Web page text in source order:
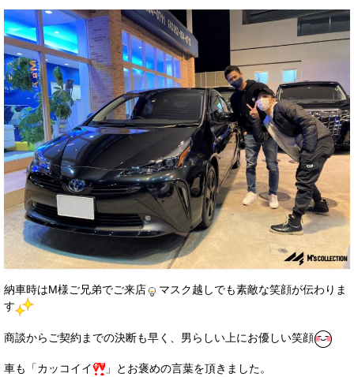
店舗情報
会社概要
トップメッセージ
スタッフ紹介
ブログ
イベント
ニュース
スタッフブログ
お客様の声
メールフォーム
電話はこちら
納車時はM様ご兄弟でご来店
マスク越しでも素敵な笑顔が伝わりま
す
商談からご契約までの決断も早く、男らしい上にお優しい笑顔
車も「カッコイイ 」とお褒めの言葉を頂きました。